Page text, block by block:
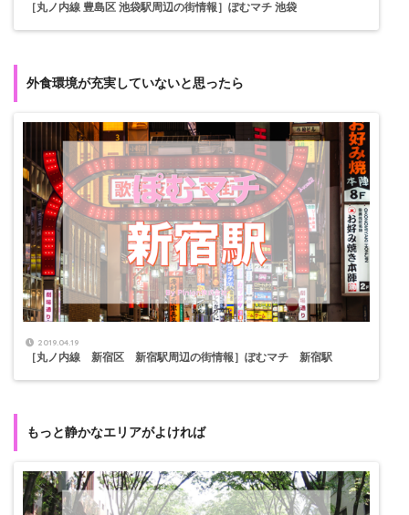
［丸ノ内線 豊島区 池袋駅周辺の街情報］ぽむマチ 池袋
外食環境が充実していないと思ったら
2019.04.19
［丸ノ内線 新宿区 新宿駅周辺の街情報］ぽむマチ 新宿駅
もっと静かなエリアがよければ